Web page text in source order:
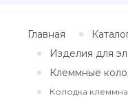
Главная
Изделия для
Клеммные
Колодка